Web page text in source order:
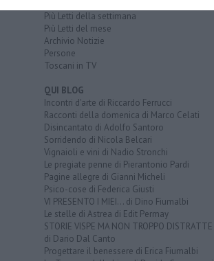
Più Letti della settimana
Più Letti del mese
Archivio Notizie
Persone
Toscani in TV
QUI BLOG
Incontri d'arte di Riccardo Ferrucci
Racconti della domenica di Marco Celati
Disincantato di Adolfo Santoro
Sorridendo di Nicola Belcari
Vignaioli e vini di Nadio Stronchi
Le pregiate penne di Pierantonio Pardi
Pagine allegre di Gianni Micheli
Psico-cose di Federica Giusti
VI PRESENTO I MIEI... di Dino Fiumalbi
Le stelle di Astrea di Edit Permay
STORIE VISPE MA NON TROPPO DISTRATTE
di Dario Dal Canto
Progettare il benessere di Erica Fiumalbi